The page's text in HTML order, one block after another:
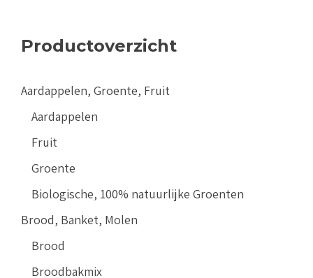
Productoverzicht
Aardappelen, Groente, Fruit
Aardappelen
Fruit
Groente
Biologische, 100% natuurlijke Groenten
Brood, Banket, Molen
Brood
Broodbakmix